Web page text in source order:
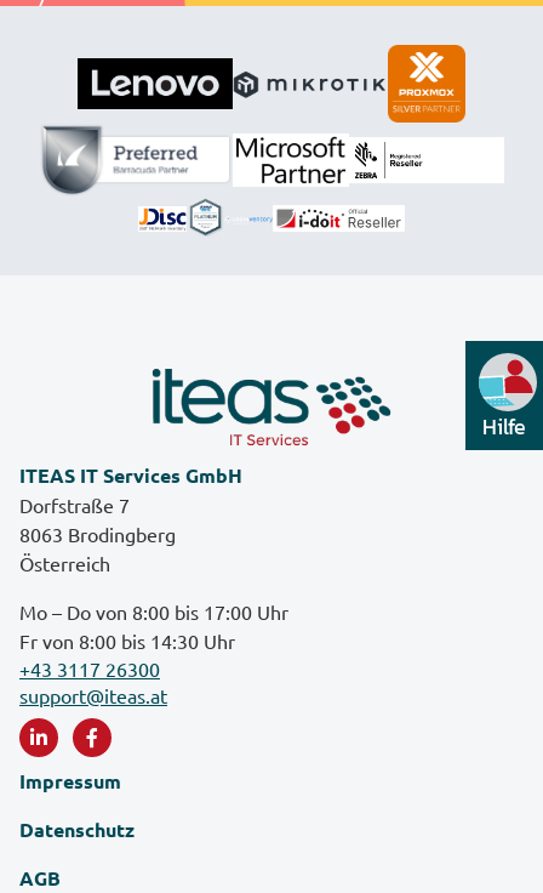
Hilfe
ITEAS IT Services GmbH
Dorfstraße 7
8063 Brodingberg
Österreich
Mo – Do von 8:00 bis 17:00 Uhr
Fr von 8:00 bis 14:30 Uhr
+43 3117 26300
support@iteas.at
Impressum
Datenschutz
AGB